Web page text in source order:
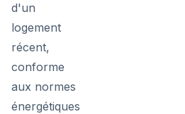
d'un
logement
récent,
conforme
aux normes
énergétiques